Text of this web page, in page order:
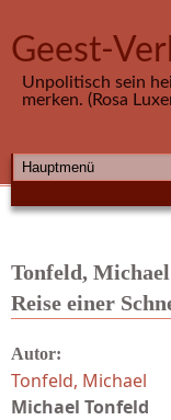
Geest-
Unpolitisch sein
merken. (Rosa
HAUPTMENÜ
Tonfeld,
Reise einer
Autor:
Tonfeld, Michael
Michael Tonfeld